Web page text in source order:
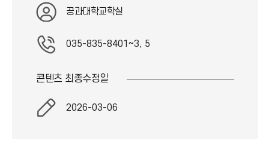
공과대학교학실
035-835-8401~3, 5
콘텐츠 최종수정일
2026-03-06